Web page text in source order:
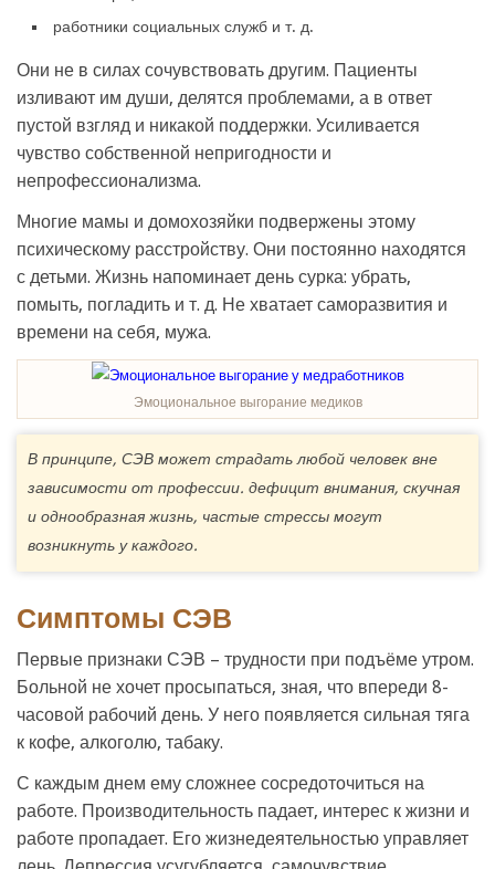
работники социальных служб и т. д.
Они не в силах сочувствовать другим. Пациенты
изливают им души, делятся проблемами, а в ответ
пустой взгляд и никакой поддержки. Усиливается
чувство собственной непригодности и
непрофессионализма.
Многие мамы и домохозяйки подвержены этому
психическому расстройству. Они постоянно находятся
с детьми. Жизнь напоминает день сурка: убрать,
помыть, погладить и т. д. Не хватает саморазвития и
времени на себя, мужа.
Эмоциональное выгорание медиков
В принципе, СЭВ может страдать любой человек вне
зависимости от профессии. дефицит внимания, скучная
и однообразная жизнь, частые стрессы могут
возникнуть у каждого.
Симптомы СЭВ
Первые признаки СЭВ – трудности при подъёме утром.
Больной не хочет просыпаться, зная, что впереди 8-
часовой рабочий день. У него появляется сильная тяга
к кофе, алкоголю, табаку.
С каждым днем ему сложнее сосредоточиться на
работе. Производительность падает, интерес к жизни и
работе пропадает. Его жизнедеятельностью управляет